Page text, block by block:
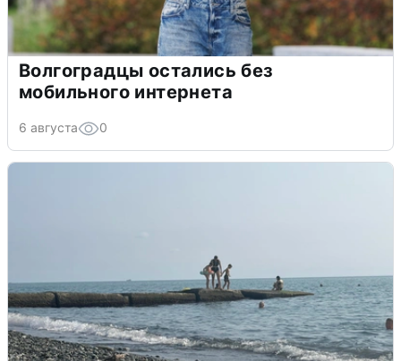
Волгоградцы остались без
мобильного интернета
6 августа 0